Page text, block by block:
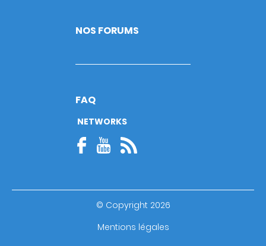
NOS FORUMS
FAQ
NETWORKS
© Copyright 2026
Mentions légales